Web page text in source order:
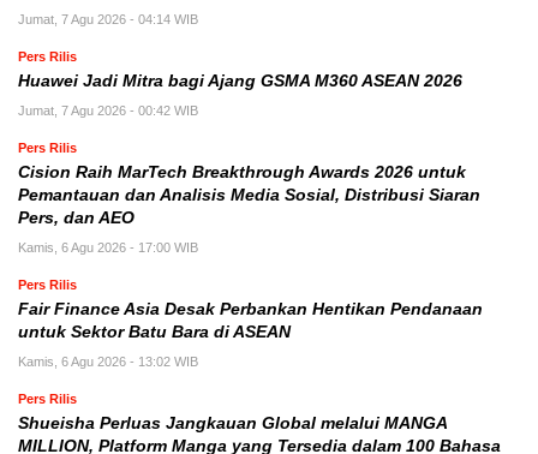
Jumat, 7 Agu 2026 - 04:14 WIB
Pers Rilis
Huawei Jadi Mitra bagi Ajang GSMA M360 ASEAN 2026
Jumat, 7 Agu 2026 - 00:42 WIB
Pers Rilis
Cision Raih MarTech Breakthrough Awards 2026 untuk
Pemantauan dan Analisis Media Sosial, Distribusi Siaran
Pers, dan AEO
Kamis, 6 Agu 2026 - 17:00 WIB
Pers Rilis
Fair Finance Asia Desak Perbankan Hentikan Pendanaan
untuk Sektor Batu Bara di ASEAN
Kamis, 6 Agu 2026 - 13:02 WIB
Pers Rilis
Shueisha Perluas Jangkauan Global melalui MANGA
MILLION, Platform Manga yang Tersedia dalam 100 Bahasa